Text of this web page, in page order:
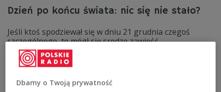
Dzień po końcu świata: nic się nie stało?
Jeśli ktoś spodziewał się w dniu 21 grudnia czegoś
szczególnego, to mógł się srodze zawieść.
Zobacz więcej na temat:
POLSKA
Dbamy o Twoją prywatność